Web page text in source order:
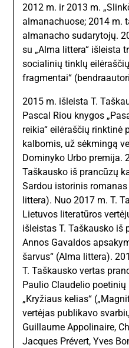
2012 m. ir 2013 m.
almanachuose; 2014 m.
almanacho sudarytojų.
su „Alma littera“ išleista
socialinių tinklų
fragmentai“
2015 m. išleista T.
Pascal Riou knygos
reikia“ eilėraščių rinktinė
kalbomis, už sėkmingą
Dominyko Urbo premija.
Taškausko iš prancūzų
Sardou istorinis romanas
littera). Nuo 2017 m. T.
Lietuvos literatūros
išleistas T. Taškausko iš
Annos Gavaldos
šarvus“ (Alma littera).
T. Taškausko vertas
Paulio Claudelio
„Kryžiaus kelias“
vertėjas publikavo
Guillaume Appolinaire,
Jacques Prévert, Yves